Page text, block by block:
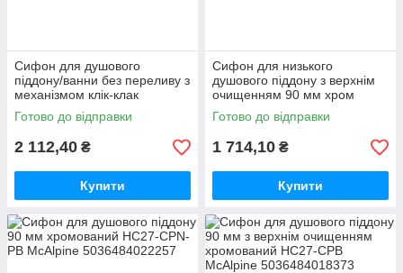
Сифон для душового
піддону/ванни без переливу з
механізмом клік-клак
HC26CLCP McAlpine
Готово до відправки
2 112,40 ₴
Купити
Сифон для низького
душового піддону з верхнім
очищенням 90 мм хром
HC2730LCPN-PB McAlpine
Готово до відправки
1 714,10 ₴
Купити